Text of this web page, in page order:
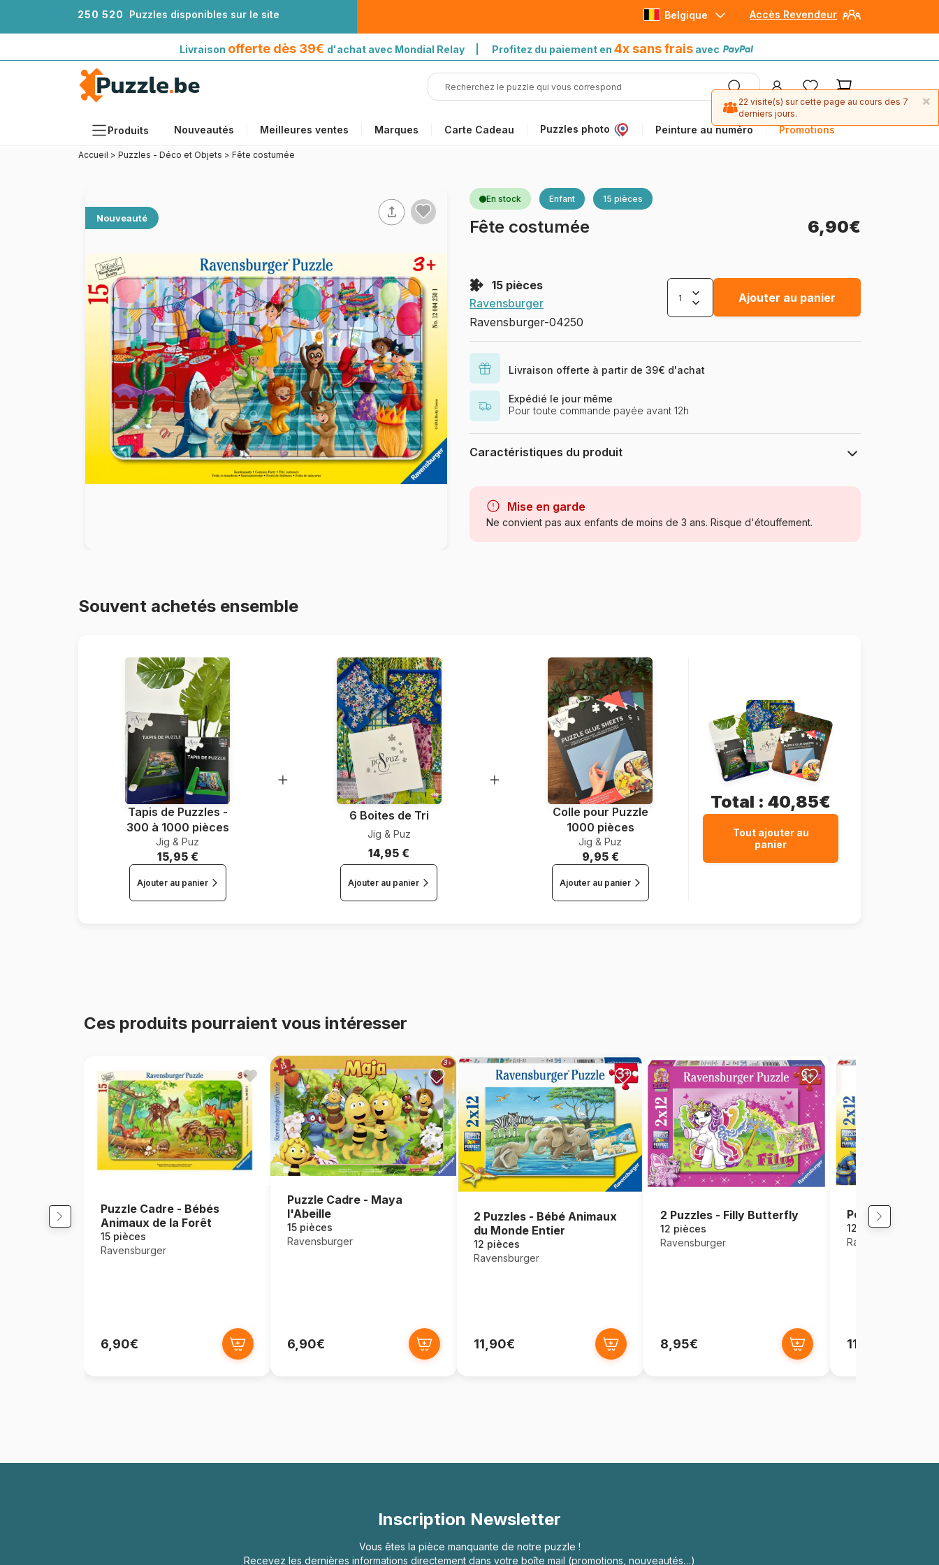
250 520 Puzzles disponibles sur le site Accès Revendeur
Belgique
Livraison offerte dès 39€ d'achat avec Mondial Relay | Profitez du paiement en 4x sans frais avec
Produits Nouveautés Meilleures ventes Marques Carte Cadeau Puzzles photo Peinture au numéro Promotions
Formats
Artistes
Accessoires
Puzzles en bois
Peinture au numéro
Accueil > Puzzles - Déco et Objets > Fête costumée
Nouveauté
En stock Enfant 15 pièces
Fête costumée 6,90€
15 pièces
Ravensburger
Ravensburger-04250
Ajouter au panier
Livraison offerte à partir de 39€ d'achat
Expédié le jour même
Pour toute commande payée avant 12h
Caractéristiques du produit
Catégorie Puzzles - Déco et Objets
Mise en garde
Ne convient pas aux enfants de moins de 3 ans. Risque d'étouffement.
Souvent achetés ensemble
Tapis de Puzzles -
300 à 1000 pièces
Jig & Puz
15,95 €
Ajouter au panier
6 Boites de Tri
Jig & Puz
14,95 €
Ajouter au panier
Colle pour Puzzle
1000 pièces
Jig & Puz
9,95 €
Ajouter au panier
Total : 40,85€
Tout ajouter au
panier
Ces produits pourraient vous intéresser
Puzzle Cadre - Bébés
Animaux de la Forêt
15 pièces
Ravensburger
6,90€
Puzzle Cadre - Maya
l'Abeille
15 pièces
Ravensburger
6,90€
2 Puzzles - Bébé Animaux
du Monde Entier
12 pièces
Ravensburger
11,90€
2 Puzzles - Filly Butterfly
12 pièces
Ravensburger
8,95€
Pompiers et
12 pièces
Ravensburger
11,90€
Inscription Newsletter
Vous êtes la pièce manquante de notre puzzle !
Recevez les dernières informations directement dans votre boîte mail (promotions, nouveautés…)
×
22 visite(s) sur cette page au cours des 7
derniers jours.